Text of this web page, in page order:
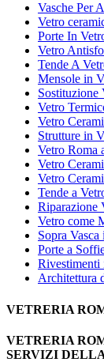
Vasche Per
Vetro
Porte In
Vetro
Tende A
Mensole in
Sostituzione
Vetro
Vetro
Strutture in
Vetro Roma
Vetro
Vetro
Tende a
Riparazione
Vetro come
Sopra
Porte a
Rivestimenti
Architettura
VETRERIA
VETRERIA
SERVIZI